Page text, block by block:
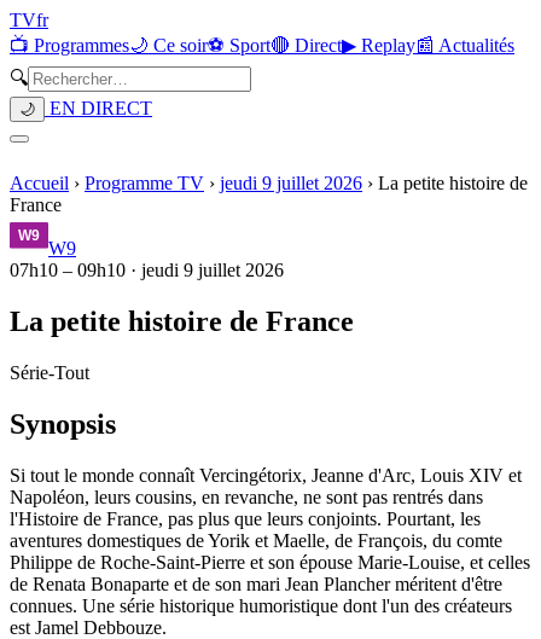
TVfr
📺 Programmes🌙 Ce soir⚽ Sport🔴 Direct▶ Replay📰 Actualités
🔍
🌙 EN DIRECT
Accueil › Programme TV › jeudi 9 juillet 2026 › La petite histoire de
France
W9
07h10 – 09h10 · jeudi 9 juillet 2026
La petite histoire de France
Série-Tout
Synopsis
Si tout le monde connaît Vercingétorix, Jeanne d'Arc, Louis XIV et
Napoléon, leurs cousins, en revanche, ne sont pas rentrés dans
l'Histoire de France, pas plus que leurs conjoints. Pourtant, les
aventures domestiques de Yorik et Maelle, de François, du comte
Philippe de Roche-Saint-Pierre et son épouse Marie-Louise, et celles
de Renata Bonaparte et de son mari Jean Plancher méritent d'être
connues. Une série historique humoristique dont l'un des créateurs
est Jamel Debbouze.